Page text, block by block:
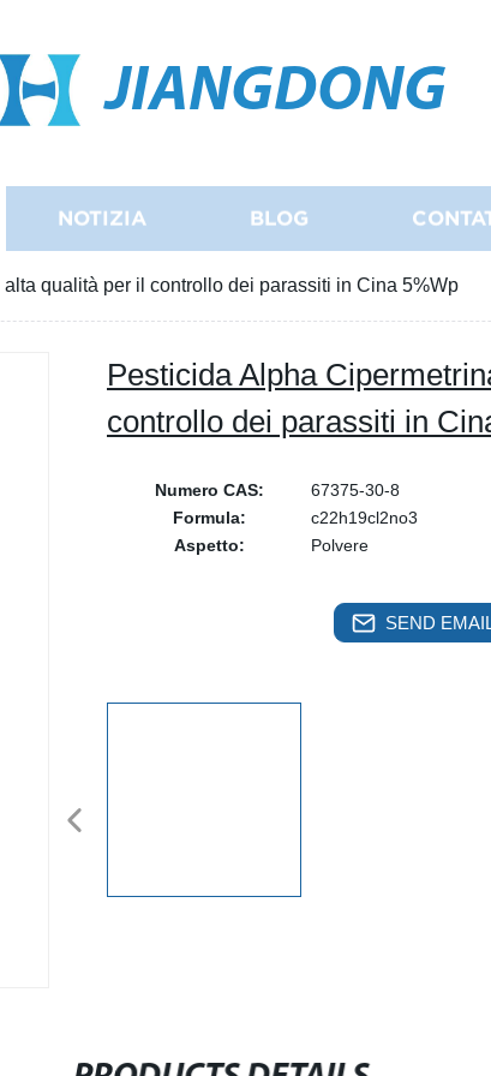
JIANGDONG
NOTIZIA BLOG
qualità per il controllo dei parassiti in Cina 5%Wp
Pesticida Alpha
controllo dei parassiti in
Numero CAS:
67375-30-8
Formula:
c22h19cl2no3
Aspetto:
Polvere
SEND